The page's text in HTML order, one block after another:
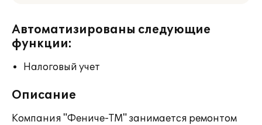
Автоматизированы следующие
функции:
Налоговый учет
Описание
Компания "Фениче-ТМ" занимается ремонтом